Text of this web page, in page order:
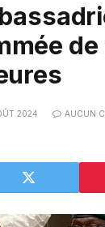
2024 AUCUN